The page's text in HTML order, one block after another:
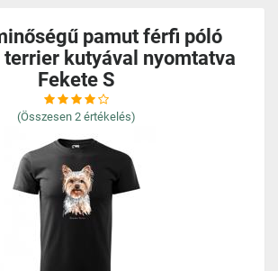
pamut férfi póló
kutyával nyomtatva
Fekete S
(Összesen 2 értékelés)